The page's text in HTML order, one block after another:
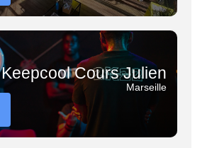
Keepcool Cours Julien
Marseille